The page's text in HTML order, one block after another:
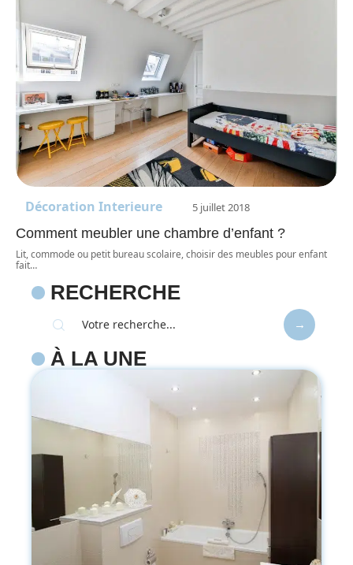
Décoration Interieure 5 juillet 2018
Comment meubler une chambre d’enfant ?
Lit, commode ou petit bureau scolaire, choisir des meubles pour enfant
fait…
RECHERCHE
À LA UNE